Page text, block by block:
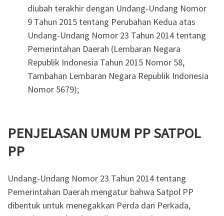
diubah terakhir dengan Undang-Undang Nomor
9 Tahun 2015 tentang Perubahan Kedua atas
Undang-Undang Nomor 23 Tahun 2014 tentang
Pemerintahan Daerah (Lembaran Negara
Republik Indonesia Tahun 2015 Nomor 58,
Tambahan Lembaran Negara Republik Indonesia
Nomor 5679);
PENJELASAN UMUM PP SATPOL
PP
Undang-Undang Nomor 23 Tahun 2014 tentang
Pemerintahan Daerah mengatur bahwa Satpol PP
dibentuk untuk menegakkan Perda dan Perkada,